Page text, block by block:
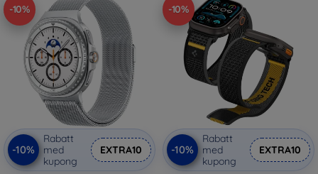
-10%
-10%
Rabatt
med
kupong
EXTRA10
-10%
-10%
Rabatt
med
kupong
EXTRA10